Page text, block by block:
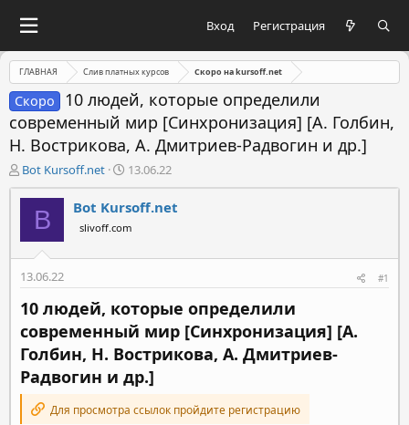
Вход Регистрация
ГЛАВНАЯ Слив платных курсов Скоро на kursoff.net
Скоро
10 людей, которые определили
современный мир [Синхронизация] [А. Голбин,
Н. Вострикова, А. Дмитриев-Радвогин и др.]
А
в
т
м
ы
Bot Kursoff.net
Д
а
т
а
н
а
а
13.06.22
B Bot Kursoff.net
slivoff.com
13.06.22 #1
10 людей, которые определили
современный мир [Синхронизация] [А.
Голбин, Н. Вострикова, А. Дмитриев-
Радвогин и др.]
Для просмотра ссылок пройдите регистрацию